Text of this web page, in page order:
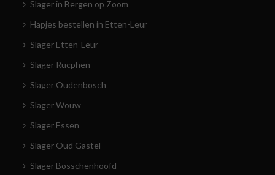
Slager in Bergen op Zoom
Hapjes bestellen in Etten-Leur
Slager Etten-Leur
Slager Rucphen
Slager Oudenbosch
Slager Wouw
Slager Essen
Slager Oud Gastel
Slager Bosschenhoofd